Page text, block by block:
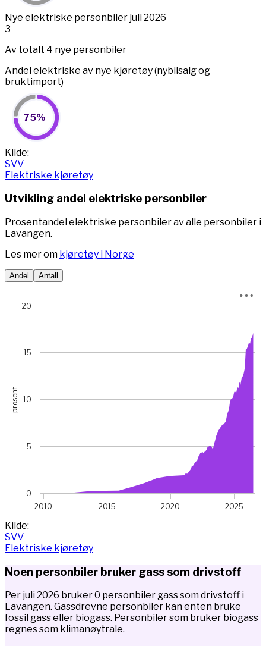
View as data table, 17,1%
End of interactive chart.
Nye elektriske personbiler juli 2026
3
Av totalt 4 nye personbiler
Andel elektriske av nye kjøretøy (nybilsalg og
bruktimport)
75%
Pie chart with 2 slices.
View as data table, 75%
75%
End of interactive chart.
Kilde:
SVV
Elektriske kjøretøy
Utvikling andel elektriske personbiler
Prosentandel elektriske personbiler av alle personbiler i
Lavangen.
Les mer om kjøretøy i Norge
Andel Antall
The chart has 1 X axis displaying Time. Data ranges from
The chart has 1 Y axis displaying prosent. Data ranges
prosent
2010 2015 2020 2025
0
5
10
15
20
End of interactive chart.
Kilde:
SVV
Elektriske kjøretøy
Noen personbiler bruker gass som drivstoff
Per juli 2026 bruker 0 personbiler gass som drivstoff i
Lavangen. Gassdrevne personbiler kan enten bruke
fossil gass eller biogass. Personbiler som bruker biogass
regnes som klimanøytrale.